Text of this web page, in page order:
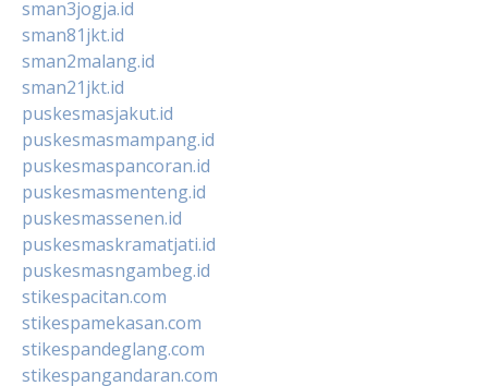
sman3jogja.id
sman81jkt.id
sman2malang.id
sman21jkt.id
puskesmasjakut.id
puskesmasmampang.id
puskesmaspancoran.id
puskesmasmenteng.id
puskesmassenen.id
puskesmaskramatjati.id
puskesmasngambeg.id
stikespacitan.com
stikespamekasan.com
stikespandeglang.com
stikespangandaran.com